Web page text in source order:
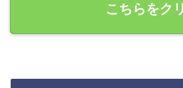
こちらをク